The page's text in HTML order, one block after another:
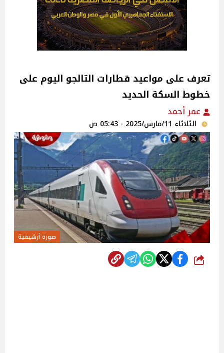
تعرف على مواعيد قطارات التالجو اليوم على
خطوط السكة الحديد
عمر أحمد
الثلاثاء 11/مارس/2025 - 05:43 ص
صورة أرشيفية
شارك